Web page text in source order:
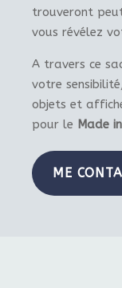
trouveront
vous révélez
A travers ce
votre
objets et
pour le Made
ME